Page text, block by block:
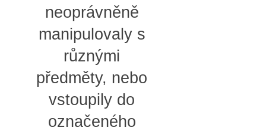
neoprávněně
manipulovaly s
různými
předměty, nebo
vstoupily do
označeného